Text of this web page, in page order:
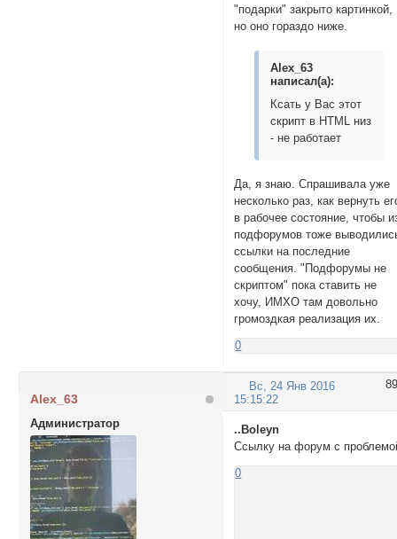
"подарки" закрыто картинкой,
но оно гораздо ниже.
Alex_63
написал(а):
Ксать у Вас этот
скрипт в HTML низ
- не работает
Да, я знаю. Спрашивала уже
несколько раз, как вернуть
в рабочее состояние, чтобы
подфорумов тоже
ссылки на последние
сообщения. "Подфорумы не
скриптом" пока ставить не
хочу, ИМХО там довольно
громоздкая реализация их.
0
89
Вс, 24 Янв 2016
15:15:22
Alex_63
Администратор
..Boleyn
Ссылку на форум с
0